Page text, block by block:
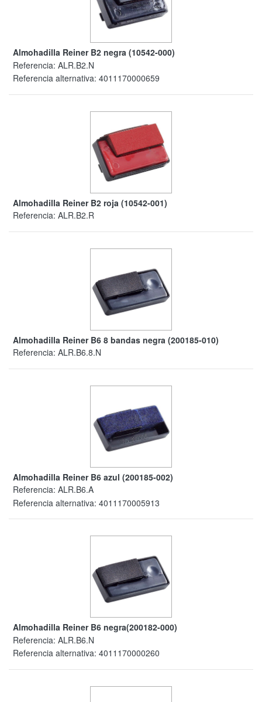
Almohadilla Reiner B2 negra (10542-000)
Referencia: ALR.B2.N
Referencia alternativa: 4011170000659
Almohadilla Reiner B2 roja (10542-001)
Referencia: ALR.B2.R
Almohadilla Reiner B6 8 bandas negra (200185-010)
Referencia: ALR.B6.8.N
Almohadilla Reiner B6 azul (200185-002)
Referencia: ALR.B6.A
Referencia alternativa: 4011170005913
Almohadilla Reiner B6 negra(200182-000)
Referencia: ALR.B6.N
Referencia alternativa: 4011170000260